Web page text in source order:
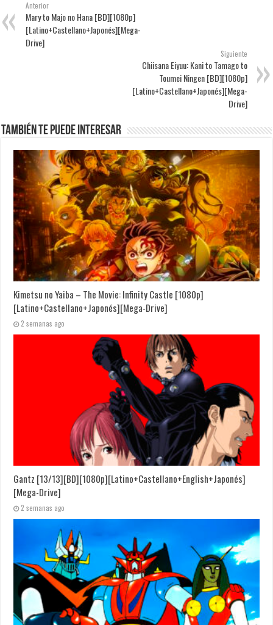
Anterior
Mary to Majo no Hana [BD][1080p]
[Latino+Castellano+Japonés][Mega-
Drive]
Siguiente
Chiisana Eiyuu: Kani to Tamago to
Toumei Ningen [BD][1080p]
[Latino+Castellano+Japonés][Mega-
Drive]
También te puede interesar
Kimetsu no Yaiba – The Movie: Infinity Castle [1080p]
[Latino+Castellano+Japonés][Mega-Drive]
2 semanas ago
Gantz [13/13][BD][1080p][Latino+Castellano+English+Japonés]
[Mega-Drive]
2 semanas ago